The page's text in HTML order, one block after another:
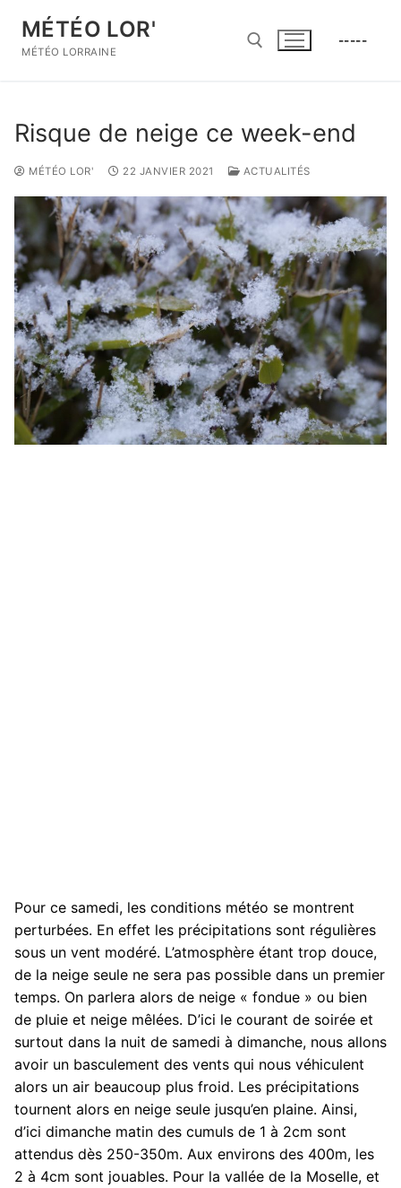
contenu
MÉTÉO LOR'
MÉTÉO LORRAINE
-----
Risque de neige ce week-end
MÉTÉO LOR' 22 JANVIER 2021 ACTUALITÉS
Pour ce samedi, les conditions météo se montrent
perturbées. En effet les précipitations sont régulières
sous un vent modéré. L’atmosphère étant trop douce,
de la neige seule ne sera pas possible dans un premier
temps. On parlera alors de neige « fondue » ou bien
de pluie et neige mêlées. D’ici le courant de soirée et
surtout dans la nuit de samedi à dimanche, nous allons
avoir un basculement des vents qui nous véhiculent
alors un air beaucoup plus froid. Les précipitations
tournent alors en neige seule jusqu’en plaine. Ainsi,
d’ici dimanche matin des cumuls de 1 à 2cm sont
attendus dès 250-350m. Aux environs des 400m, les
2 à 4cm sont jouables. Pour la vallée de la Moselle, et